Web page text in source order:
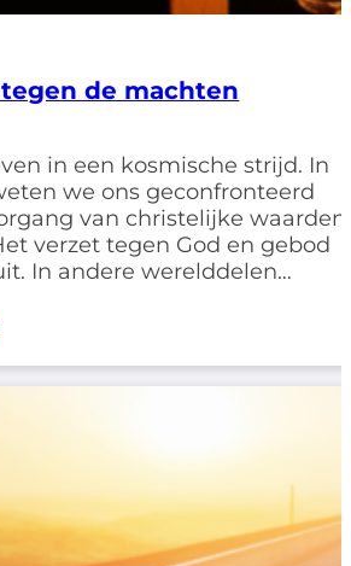
de machten
in een kosmische strijd. In
we ons geconfronteerd
van christelijke waarden
verzet tegen God en gebod
In andere werelddelen
bij de eerste leerlingen in